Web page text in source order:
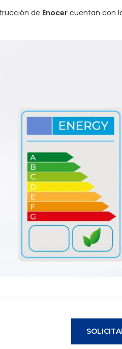
de Enocer cuentan con